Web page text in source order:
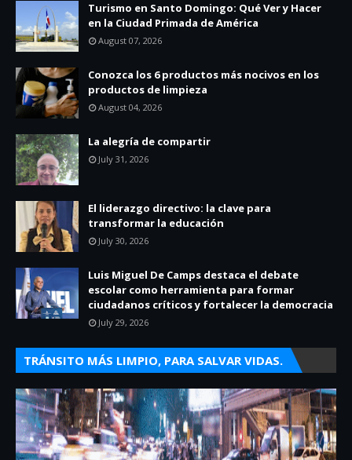
Turismo en Santo Domingo: Qué Ver y Hacer
en la Ciudad Primada de América
August 07, 2026
Conozca los 6 productos más nocivos en los
productos de limpieza
August 04, 2026
La alegría de compartir
July 31, 2026
El liderazgo directivo: la clave para
transformar la educación
July 30, 2026
Luis Miguel De Camps destaca el debate
escolar como herramienta para formar
ciudadanos críticos y fortalecer la democracia
July 29, 2026
TRÁNSITO MÁS LIMPIO, PARA SALVAR VIDAS.